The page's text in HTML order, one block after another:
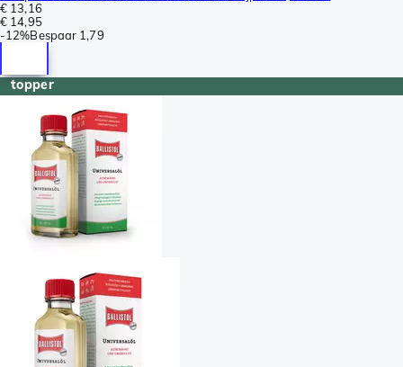
€ 13,16
€ 14,95
-12%Bespaar 1,79
topper